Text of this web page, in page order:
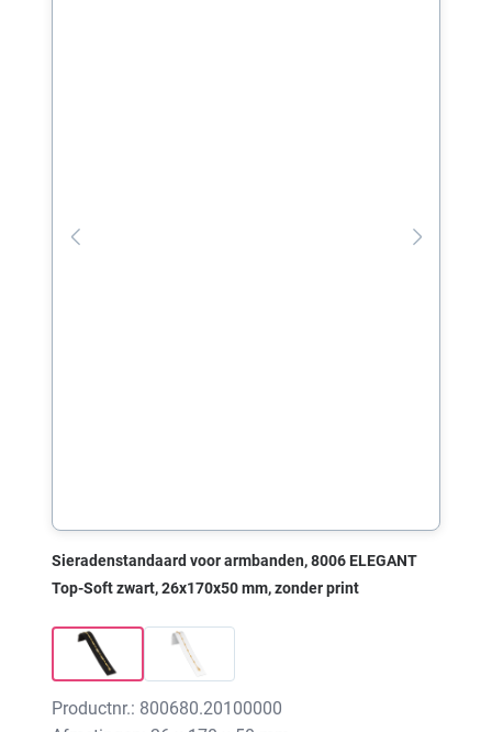
Sieradenstandaard voor armbanden, 8006 ELEGANT
Top-Soft zwart, 26x170x50 mm, zonder print
Productnr.: 800680.20100000